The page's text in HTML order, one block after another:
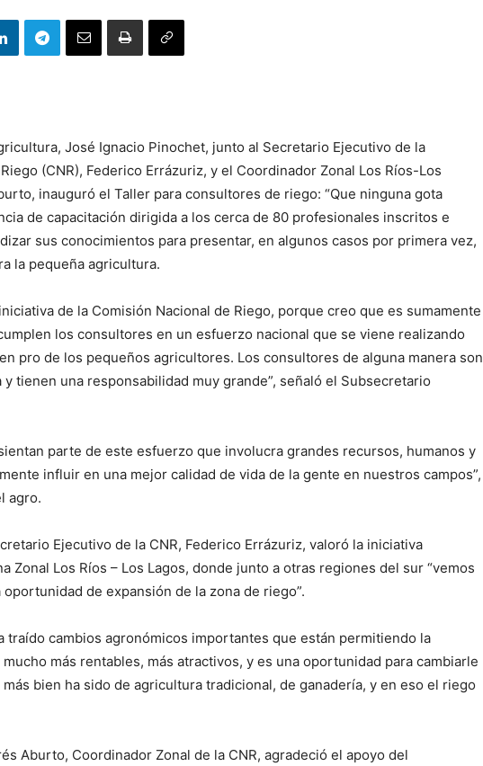
José Ignacio Pinochet, junto al Secretario Ejecutivo de la
(CNR), Federico Errázuriz, y el Coordinador Zonal Los Ríos-Los
inauguró el Taller para consultores de riego: “Que ninguna gota
de capacitación dirigida a los cerca de 80 profesionales inscritos e
sus conocimientos para presentar, en algunos casos por primera vez,
la pequeña agricultura.
de la Comisión Nacional de Riego, porque creo que es sumamente
los consultores en un esfuerzo nacional que se viene realizando
pro de los pequeños agricultores. Los consultores de alguna manera son
tienen una responsabilidad muy grande”, señaló el Subsecretario
parte de este esfuerzo que involucra grandes recursos, humanos y
influir en una mejor calidad de vida de la gente en nuestros campos”,
agro.
Ejecutivo de la CNR, Federico Errázuriz, valoró la iniciativa
Zonal Los Ríos – Los Lagos, donde junto a otras regiones del sur “vemos
de expansión de la zona de riego”.
traído cambios agronómicos importantes que están permitiendo la
más rentables, más atractivos, y es una oportunidad para cambiarle
más bien ha sido de agricultura tradicional, de ganadería, y en eso el riego
Aburto, Coordinador Zonal de la CNR, agradeció el apoyo del